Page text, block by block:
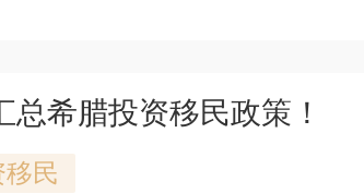
总希腊投资移民政策！
民